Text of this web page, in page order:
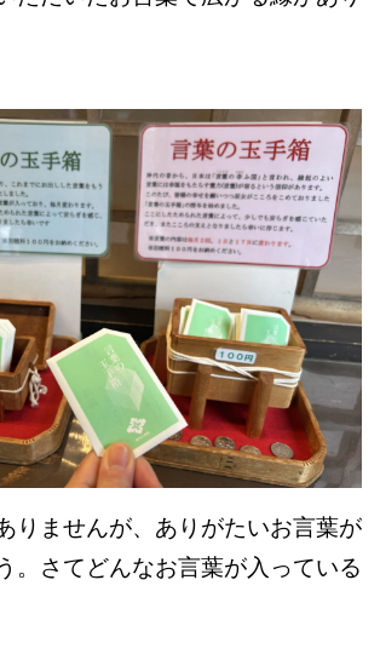
りませんが、ありがたいお言葉が
。さてどんなお言葉が入っている